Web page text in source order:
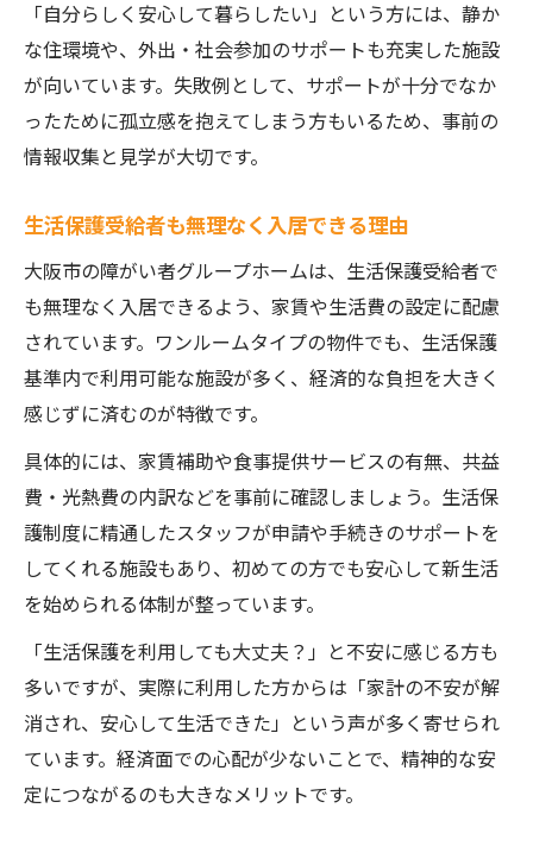
「自分らしく安心して暮らしたい」という方には、静か
な住環境や、外出・社会参加のサポートも充実した施設
が向いています。失敗例として、サポートが十分でなか
ったために孤立感を抱えてしまう方もいるため、事前の
情報収集と見学が大切です。
生活保護受給者も無理なく入居できる理由
大阪市の障がい者グループホームは、生活保護受給者で
も無理なく入居できるよう、家賃や生活費の設定に配慮
されています。ワンルームタイプの物件でも、生活保護
基準内で利用可能な施設が多く、経済的な負担を大きく
感じずに済むのが特徴です。
具体的には、家賃補助や食事提供サービスの有無、共益
費・光熱費の内訳などを事前に確認しましょう。生活保
護制度に精通したスタッフが申請や手続きのサポートを
してくれる施設もあり、初めての方でも安心して新生活
を始められる体制が整っています。
「生活保護を利用しても大丈夫？」と不安に感じる方も
多いですが、実際に利用した方からは「家計の不安が解
消され、安心して生活できた」という声が多く寄せられ
ています。経済面での心配が少ないことで、精神的な安
定につながるのも大きなメリットです。